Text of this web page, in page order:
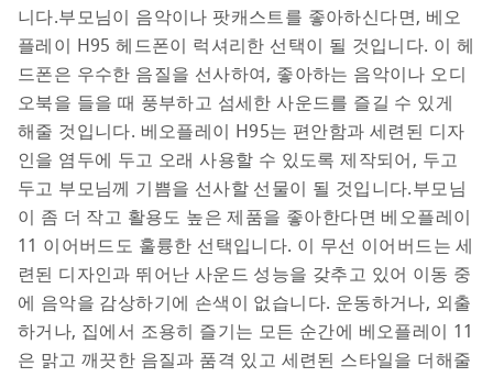
니다.부모님이 음악이나 팟캐스트를 좋아하신다면, 베오
플레이 H95 헤드폰이 럭셔리한 선택이 될 것입니다. 이 헤
드폰은 우수한 음질을 선사하여, 좋아하는 음악이나 오디
오북을 들을 때 풍부하고 섬세한 사운드를 즐길 수 있게
해줄 것입니다. 베오플레이 H95는 편안함과 세련된 디자
인을 염두에 두고 오래 사용할 수 있도록 제작되어, 두고
두고 부모님께 기쁨을 선사할 선물이 될 것입니다.부모님
이 좀 더 작고 활용도 높은 제품을 좋아한다면 베오플레이
11 이어버드도 훌륭한 선택입니다. 이 무선 이어버드는 세
련된 디자인과 뛰어난 사운드 성능을 갖추고 있어 이동 중
에 음악을 감상하기에 손색이 없습니다. 운동하거나, 외출
하거나, 집에서 조용히 즐기는 모든 순간에 베오플레이 11
은 맑고 깨끗한 음질과 품격 있고 세련된 스타일을 더해줄